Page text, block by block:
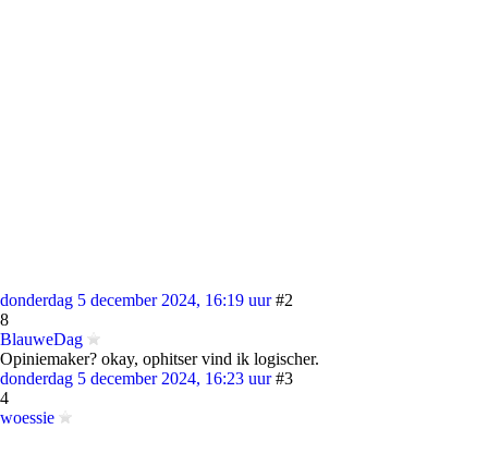
donderdag 5 december 2024, 16:19 uur #2
8
BlauweDag
Opiniemaker? okay, ophitser vind ik logischer.
donderdag 5 december 2024, 16:23 uur #3
4
woessie